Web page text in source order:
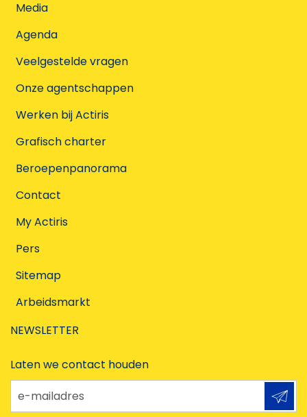
Media
Agenda
Veelgestelde vragen
Onze agentschappen
Werken bij Actiris
Grafisch charter
Beroepenpanorama
Contact
My Actiris
Pers
Sitemap
Arbeidsmarkt
NEWSLETTER
Laten we contact houden
e-mailadres